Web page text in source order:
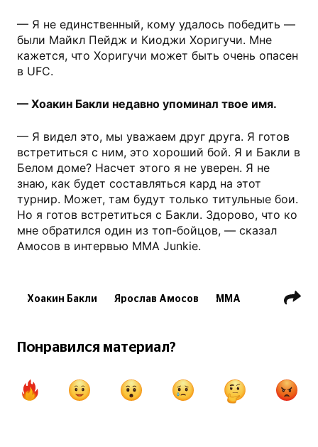
— Я не единственный, кому удалось победить —
были Майкл Пейдж и Киоджи Хоригучи. Мне
кажется, что Хоригучи может быть очень опасен
в UFC.
— Хоакин Бакли недавно упоминал твое имя.
— Я видел это, мы уважаем друг друга. Я готов
встретиться с ним, это хороший бой. Я и Бакли в
Белом доме? Насчет этого я не уверен. Я не
знаю, как будет составляться кард на этот
турнир. Может, там будут только титульные бои.
Но я готов встретиться с Бакли. Здорово, что ко
мне обратился один из топ-бойцов, — сказал
Амосов в интервью MMA Junkie.
Хоакин Бакли Ярослав Амосов ММА
Понравился материал?